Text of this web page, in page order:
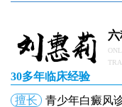
30多年临床经验
擅长
青少年白癜风